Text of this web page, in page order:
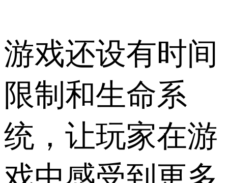
游戏还设有时间
限制和生命系
统，让玩家在游